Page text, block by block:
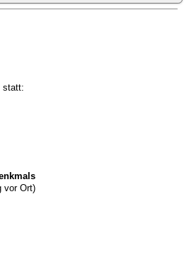
statt:
vor Ort)